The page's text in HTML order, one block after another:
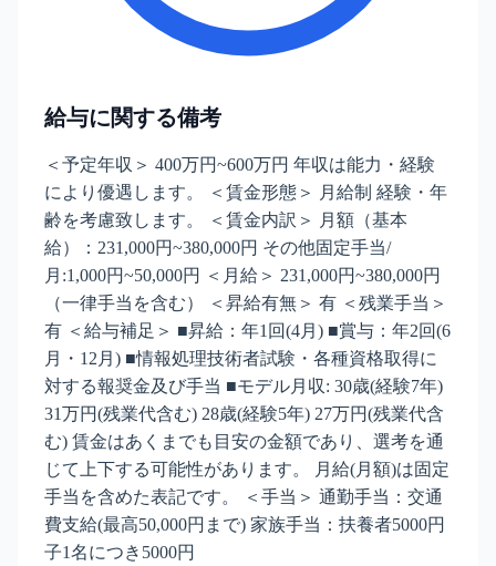
給与に関する備考
＜予定年収＞ 400万円~600万円 年収は能力・経験
により優遇します。 ＜賃金形態＞ 月給制 経験・年
齢を考慮致します。 ＜賃金内訳＞ 月額（基本
給）：231,000円~380,000円 その他固定手当/
月:1,000円~50,000円 ＜月給＞ 231,000円~380,000円
（一律手当を含む） ＜昇給有無＞ 有 ＜残業手当＞
有 ＜給与補足＞ ■昇給：年1回(4月) ■賞与：年2回(6
月・12月) ■情報処理技術者試験・各種資格取得に
対する報奨金及び手当 ■モデル月収: 30歳(経験7年)
31万円(残業代含む) 28歳(経験5年) 27万円(残業代含
む) 賃金はあくまでも目安の金額であり、選考を通
じて上下する可能性があります。 月給(月額)は固定
手当を含めた表記です。 ＜手当＞ 通勤手当：交通
費支給(最高50,000円まで) 家族手当：扶養者5000円
子1名につき5000円